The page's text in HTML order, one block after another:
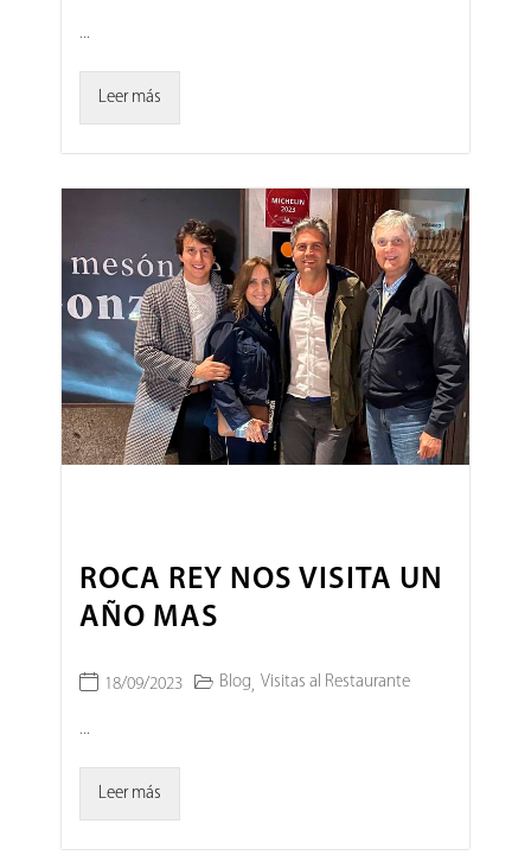
...
Leer más
ROCA REY NOS VISITA UN
AÑO MAS
18/09/2023 Blog, Visitas al Restaurante
...
Leer más